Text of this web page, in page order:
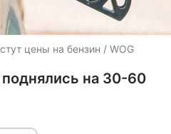
цены на бензин / WOG
на 30-60